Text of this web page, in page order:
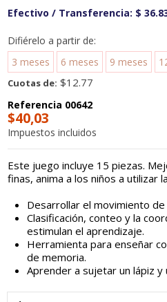
Efectivo / Transferencia: $
Difiérelo a partir de:
3 meses
6 meses 9 meses
Cuotas de: $12.77
Referencia 00642
$40,03
Impuestos incluidos
Este juego incluye 15 piezas.
finas, anima a los niños a utilizar
Desarrollar el movimiento de
Clasificación, conteo y la
estimulan el aprendizaje.
Herramienta para enseñar
de memoria.
Aprender a sujetar un lápiz y